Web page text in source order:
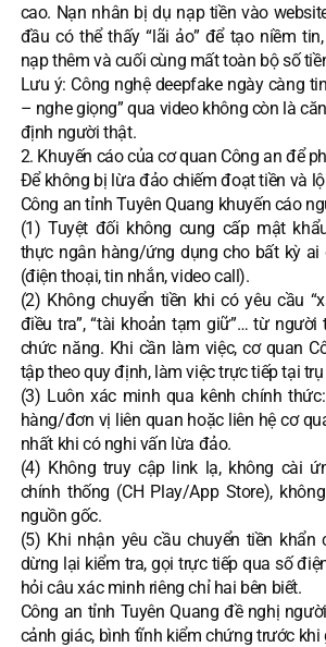
cao. Nạn nhân bị dụ nạp tiền vào
đầu có thể thấy “lãi ảo” để tạo niềm
nạp thêm và cuối cùng mất toàn bộ số
Lưu ý: Công nghệ deepfake ngày càng
– nghe giọng” qua video không còn là
định người thật.
2. Khuyến cáo của cơ quan Công an để
Để không bị lừa đảo chiếm đoạt tiền và
Công an tỉnh Tuyên Quang khuyến cáo
(1) Tuyệt đối không cung cấp mật
thực ngân hàng/ứng dụng cho bất kỳ
(điện thoại, tin nhắn, video call).
(2) Không chuyển tiền khi có yêu cầu
điều tra”, “tài khoản tạm giữ”… từ
chức năng. Khi cần làm việc, cơ quan
tập theo quy định, làm việc trực tiếp tại trụ
(3) Luôn xác minh qua kênh chính
hàng/đơn vị liên quan hoặc liên hệ cơ
nhất khi có nghi vấn lừa đảo.
(4) Không truy cập link lạ, không cài
chính thống (CH Play/App Store),
nguồn gốc.
(5) Khi nhận yêu cầu chuyển tiền khẩn
dừng lại kiểm tra, gọi trực tiếp qua số
hỏi câu xác minh riêng chỉ hai bên biết.
Công an tỉnh Tuyên Quang đề nghị
cảnh giác, bình tĩnh kiểm chứng trước khi